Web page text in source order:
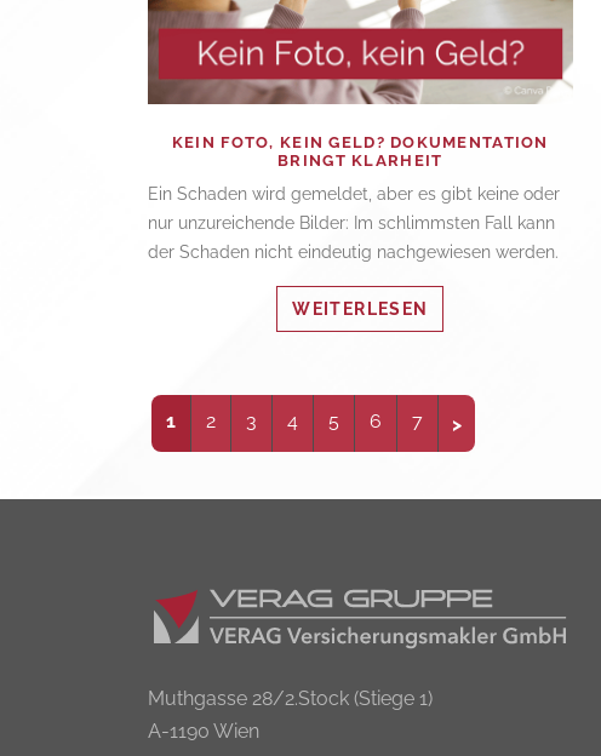
KEIN FOTO, KEIN GELD? DOKUMENTATION
BRINGT KLARHEIT
Ein Schaden wird gemeldet, aber es gibt keine oder
nur unzureichende Bilder: Im schlimmsten Fall kann
der Schaden nicht eindeutig nachgewiesen werden.
WEITERLESEN
1 2 3 4 5 6 7
Muthgasse 28/2.Stock (Stiege 1)
A-1190 Wien